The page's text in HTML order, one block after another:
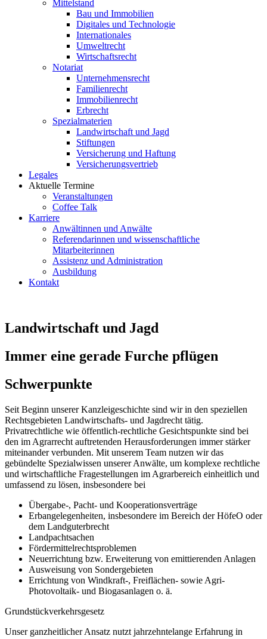
Mittelstand
Bau und Immobilien
Digitales und Technologie
Internationales
Umweltrecht
Wirtschaftsrecht
Notariat
Unternehmensrecht
Familienrecht
Immobilienrecht
Erbrecht
Spezialmaterien
Landwirtschaft und Jagd
Stiftungen
Versicherung und Haftung
Versicherungsvertrieb
Legales
Aktuelle Termine
Veranstaltungen
Coffee Talk
Karriere
Anwältinnen und Anwälte
Referendarinnen und wissenschaftliche
Mitarbeiterinnen
Assistenz und Administration
Ausbildung
Kontakt
Landwirtschaft und Jagd
Immer eine gerade Furche pflügen
Schwerpunkte
Seit Beginn unserer Kanzleigeschichte sind wir in den speziellen
Rechtsgebieten Landwirtschafts- und Jagdrecht tätig.
Privatrechtliche wie öffentlich-rechtliche Gesichtspunkte sind bei
den im Agrarrecht auftretenden Herausforderungen immer stärker
miteinander verbunden. Mit unserem Team nutzen wir das
gebündelte Spezialwissen unserer Anwälte, um komplexe rechtliche
und wirtschaftliche Fragestellungen im Agrarbereich einheitlich und
umfassend zu lösen, insbesondere bei
Übergabe-, Pacht- und Kooperationsverträge
Erbangelegenheiten, insbesondere im Bereich der HöfeO oder
dem Landguterbrecht
Landpachtsachen
Fördermittelrechtsproblemen
Neuerrichtung bzw. Erweiterung von emittierenden Anlagen
Ausweisung von Sondergebieten
Errichtung von Windkraft-, Freiflächen- sowie Agri-
Photovoltaik- und Biogasanlagen o. ä.
Grundstückverkehrsgesetz
Unser ganzheitlicher Ansatz nutzt jahrzehntelange Erfahrung in